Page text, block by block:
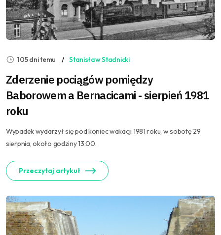
105 dni temu Stanisław Stadnicki
Zderzenie pociągów pomiędzy
Baborowem a Bernacicami - sierpień 1981
roku
Wypadek wydarzył się pod koniec wakacji 1981 roku, w sobotę 29
sierpnia, około godziny 13:00.
Przeczytaj artykuł